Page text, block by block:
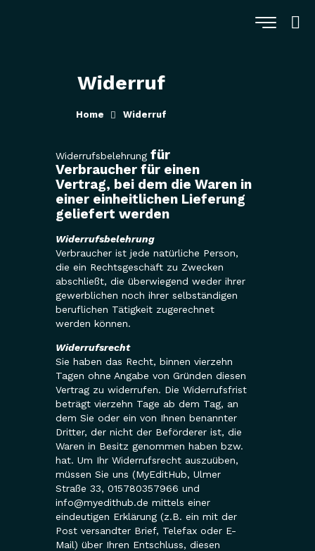
Widerruf
Home Widerruf
Widerrufsbelehrung für
Verbraucher für einen
Vertrag, bei dem die Waren in
einer einheitlichen Lieferung
geliefert werden
Widerrufsbelehrung
Verbraucher ist jede natürliche Person,
die ein Rechtsgeschäft zu Zwecken
abschließt, die überwiegend weder ihrer
gewerblichen noch ihrer selbständigen
beruflichen Tätigkeit zugerechnet
werden können.
Widerrufsrecht
Sie haben das Recht, binnen vierzehn
Tagen ohne Angabe von Gründen diesen
Vertrag zu widerrufen. Die Widerrufsfrist
beträgt vierzehn Tage ab dem Tag, an
dem Sie oder ein von Ihnen benannter
Dritter, der nicht der Beförderer ist, die
Waren in Besitz genommen haben bzw.
hat. Um Ihr Widerrufsrecht auszuüben,
müssen Sie uns (MyEditHub, Ulmer
Straße 33, 015780357966 und
info@myedithub.de mittels einer
eindeutigen Erklärung (z.B. ein mit der
Post versandter Brief, Telefax oder E-
Mail) über Ihren Entschluss, diesen